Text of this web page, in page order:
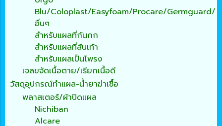
Blu/Coloplast/Easyfoam/Procare/Germguard/
อื่นๆ
สำหรับแผลที่ก้นกก
สำหรับแผลที่ส้นเท้า
สำหรับแผลเป็นโพรง
เจลขจัดเนื้อตาย/เรียกเนื้อดี
วัสดุอุปกรณ์ทำแผล-น้ำยาฆ่าเชื้อ
พลาสเตอร์/ผ้าปิดแผล
Nichiban
Alcare